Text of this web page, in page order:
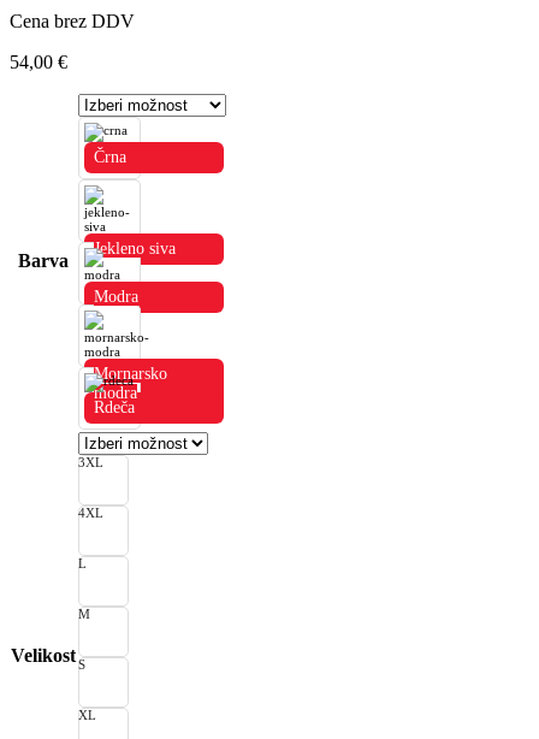
Cena brez DDV
54,00 €
Barva
Črna
Jekleno siva
Modra
Mornarsko
modra
Rdeča
Velikost
3XL
4XL
L
M
S
XL